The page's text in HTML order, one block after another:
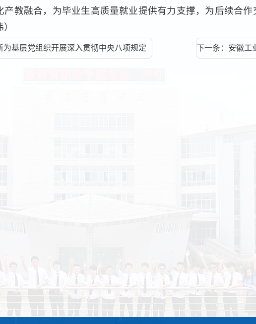
产教融合，为毕业生高质量就业提供有力支撑，为后续合作
为基层党组织开展深入贯彻中央八项规定 下一条：安徽工